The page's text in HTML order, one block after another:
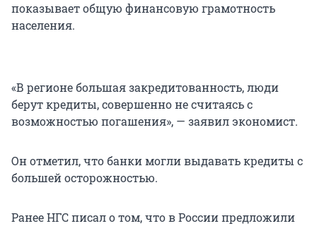
показывает общую финансовую грамотность
населения.
«В регионе большая закредитованность, люди
берут кредиты, совершенно не считаясь с
возможностью погашения», — заявил экономист.
Он отметил, что банки могли выдавать кредиты с
большей осторожностью.
Ранее НГС писал о том, что в России предложили